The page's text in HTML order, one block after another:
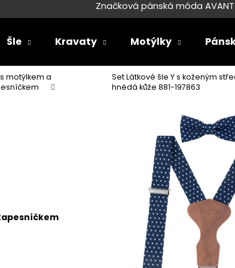
Značková pánská móda
Šle Kravaty Motýlky
motýlkem a
Set Látkové šle Y s koženým
hnědá kůže 881-197863
Co potřebujete
Doporučujeme
SET LÁTKOVÉ ŠLE Y S KOŽENÝM